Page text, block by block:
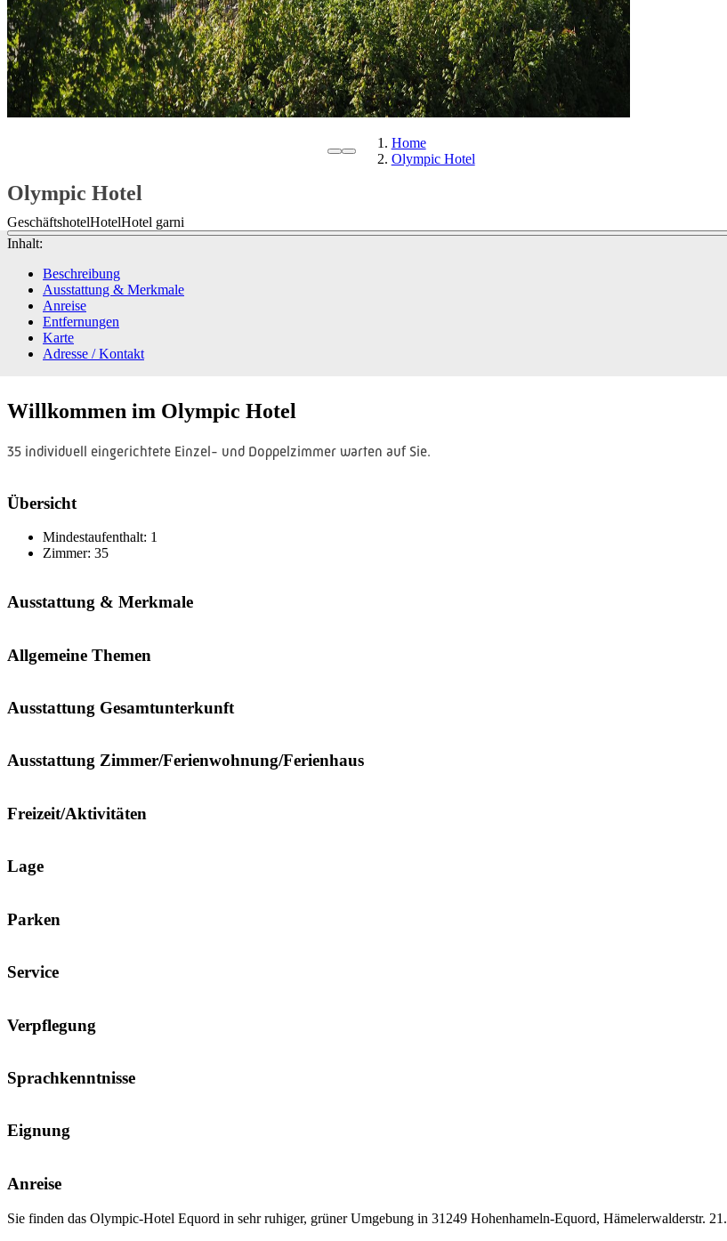
Home
Olympic Hotel
Olympic Hotel
GeschäftshotelHotelHotel garni
Inhalt:
Beschreibung
Ausstattung & Merkmale
Anreise
Entfernungen
Karte
Adresse / Kontakt
Willkommen im Olympic Hotel
35 individuell eingerichtete Einzel- und Doppelzimmer warten auf Sie.
Übersicht
Mindestaufenthalt: 1
Zimmer: 35
Ausstattung & Merkmale
Allgemeine Themen
Ausstattung Gesamtunterkunft
Ausstattung Zimmer/Ferienwohnung/Ferienhaus
Freizeit/Aktivitäten
Lage
Parken
Service
Verpflegung
Sprachkenntnisse
Eignung
Anreise
Sie finden das Olympic-Hotel Equord in sehr ruhiger, grüner Umgebung in 31249 Hohenhameln-Equord, Hämelerwalderstr. 21.